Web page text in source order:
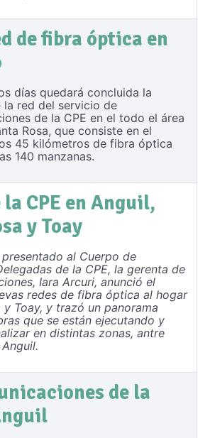
de fibra óptica en
días quedará concluida la
la red del servicio de
de la CPE en el todo el área
Rosa, que consiste en el
45 kilómetros de fibra óptica
140 manzanas.
la CPE en Anguil,
y Toay
al Cuerpo de
de la CPE, la gerenta de
Iara Arcuri, anunció el
redes de fibra óptica al hogar
y Toay, y trazó un panorama
que se están ejecutando y
en distintas zonas, antre
de la